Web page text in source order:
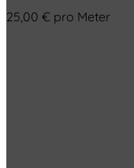
25,00 € pro Meter